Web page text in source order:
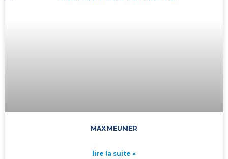
MAX MEUNIER
lire la suite »